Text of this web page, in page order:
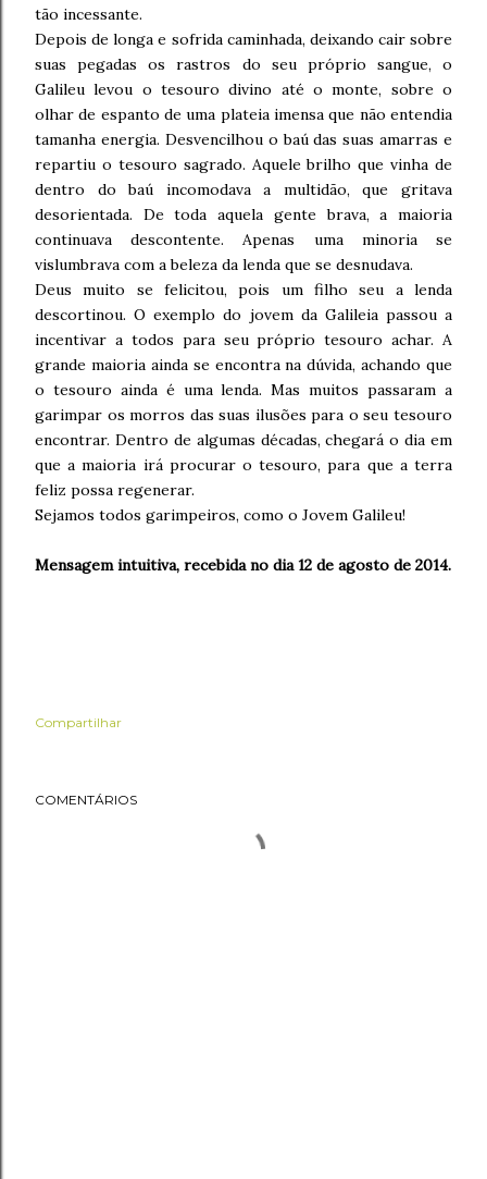
tão incessante.
Depois de longa e sofrida caminhada, deixando cair sobre
suas pegadas os rastros do seu próprio sangue, o
Galileu levou o tesouro divino até o monte, sobre o
olhar de espanto de uma plateia imensa que não entendia
tamanha energia. Desvencilhou o baú das suas amarras e
repartiu o tesouro sagrado. Aquele brilho que vinha de
dentro do baú incomodava a multidão, que gritava
desorientada. De toda aquela gente brava, a maioria
continuava descontente. Apenas uma minoria se
vislumbrava com a beleza da lenda que se desnudava.
Deus muito se felicitou, pois um filho seu a lenda
descortinou. O exemplo do jovem da Galileia passou a
incentivar a todos para seu próprio tesouro achar. A
grande maioria ainda se encontra na dúvida, achando que
o tesouro ainda é uma lenda. Mas muitos passaram a
garimpar os morros das suas ilusões para o seu tesouro
encontrar. Dentro de algumas décadas, chegará o dia em
que a maioria irá procurar o tesouro, para que a terra
feliz possa regenerar.
Sejamos todos garimpeiros, como o Jovem Galileu!
Mensagem intuitiva, recebida no dia 12 de agosto de 2014.
Compartilhar
COMENTÁRIOS